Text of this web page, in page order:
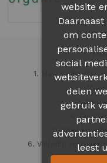
1. Maar liefst 300
2. Meer
3.
4. De
5. Snel
6. Volledig
7.
website
om
social
delen
gebruik
leest